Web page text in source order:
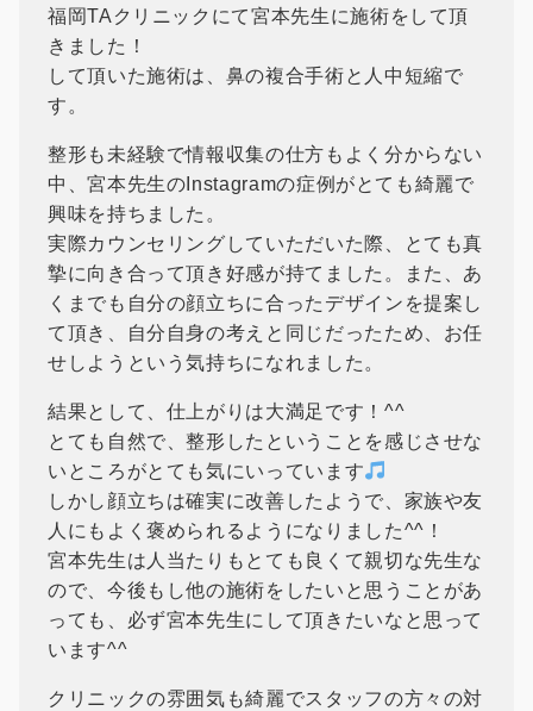
福岡TAクリニックにて宮本先生に施術をして頂
きました！
して頂いた施術は、鼻の複合手術と人中短縮で
す。
整形も未経験で情報収集の仕方もよく分からない
中、宮本先生のInstagramの症例がとても綺麗で
興味を持ちました。
実際カウンセリングしていただいた際、とても真
摯に向き合って頂き好感が持てました。また、あ
くまでも自分の顔立ちに合ったデザインを提案し
て頂き、自分自身の考えと同じだったため、お任
せしようという気持ちになれました。
結果として、仕上がりは大満足です！^^
とても自然で、整形したということを感じさせな
いところがとても気にいっています
しかし顔立ちは確実に改善したようで、家族や友
人にもよく褒められるようになりました^^！
宮本先生は人当たりもとても良くて親切な先生な
ので、今後もし他の施術をしたいと思うことがあ
っても、必ず宮本先生にして頂きたいなと思って
います^^
クリニックの雰囲気も綺麗でスタッフの方々の対